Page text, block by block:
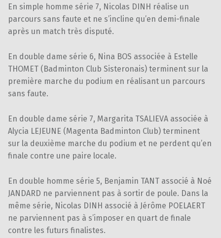
En simple homme série 7, Nicolas DINH réalise un
parcours sans faute et ne s’incline qu’en demi-finale
après un match très disputé.
En double dame série 6, Nina BOS associée à Estelle
THOMET (Badminton Club Sisteronais) terminent sur la
première marche du podium en réalisant un parcours
sans faute.
En double dame série 7, Margarita TSALIEVA associée à
Alycia LEJEUNE (Magenta Badminton Club) terminent
sur la deuxième marche du podium et ne perdent qu’en
finale contre une paire locale.
En double homme série 5, Benjamin TANT associé à Noé
JANDARD ne parviennent pas à sortir de poule. Dans la
même série, Nicolas DINH associé à Jérôme POELAERT
ne parviennent pas à s’imposer en quart de finale
contre les futurs finalistes.